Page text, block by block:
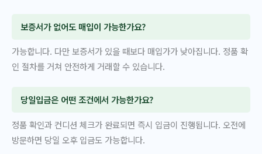
보증서가 없어도 매입이 가능한가요?
가능합니다. 다만 보증서가 있을 때보다 매입가가 낮아집니다. 정품 확
인 절차를 거쳐 안전하게 거래할 수 있습니다.
당일입금은 어떤 조건에서 가능한가요?
정품 확인과 컨디션 체크가 완료되면 즉시 입금이 진행됩니다. 오전에
방문하면 당일 오후 입금도 가능합니다.